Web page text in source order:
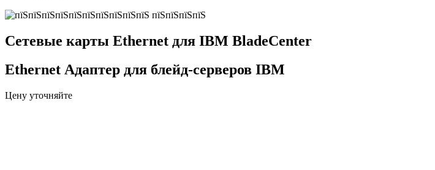
Сетевые карты Ethernet для IBM BladeCenter
Ethernet Адаптер для блейд-серверов IBM
Цену уточняйте